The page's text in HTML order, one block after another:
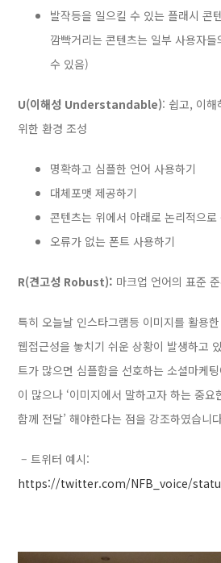
발작등을 일으킬 수 있는 플래시 콘
깜빡거리는 콘텐츠는 일부 사용자
수 있음)
U(이해성 Understandable): 쉽고, 이해
위한 환경 조성
명확하고 심플한 언어 사용하기
대체포맷 제공하기
콘텐츠는 위에서 아래로 논리적으로
오류가 없는 폰트 사용하기
R(견고성 Robust): 마크업 언어의 표준
특히 오늘날 인스타그램등 이미지를 활용
웹접근성을 놓치기 쉬운 상황이 발생하고
트가 많으면 심플함을 선호하는 소셜마케
이 많으나 ‘이미지에서 말하고자 하는 중
함께 전달’ 해야한다는 점을 강조하였습니
– 트위터 예시:
https://twitter.com/NFB_voice/